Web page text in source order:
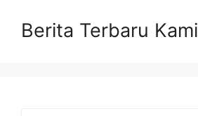
Berita Terbaru Kami